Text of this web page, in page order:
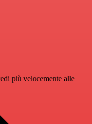
più velocemente alle